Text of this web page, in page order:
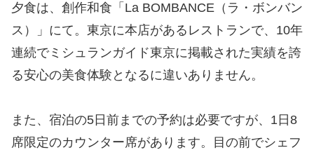
夕食は、創作和食「La BOMBANCE（ラ・ボンバン
ス）」にて。東京に本店があるレストランで、10年
連続でミシュランガイド東京に掲載された実績を誇
る安心の美食体験となるに違いありません。
また、宿泊の5日前までの予約は必要ですが、1日8
席限定のカウンター席があります。目の前でシェフ